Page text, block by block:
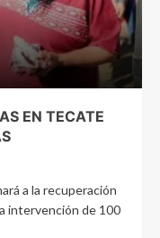
EN TECATE
a la recuperación
intervención de 100